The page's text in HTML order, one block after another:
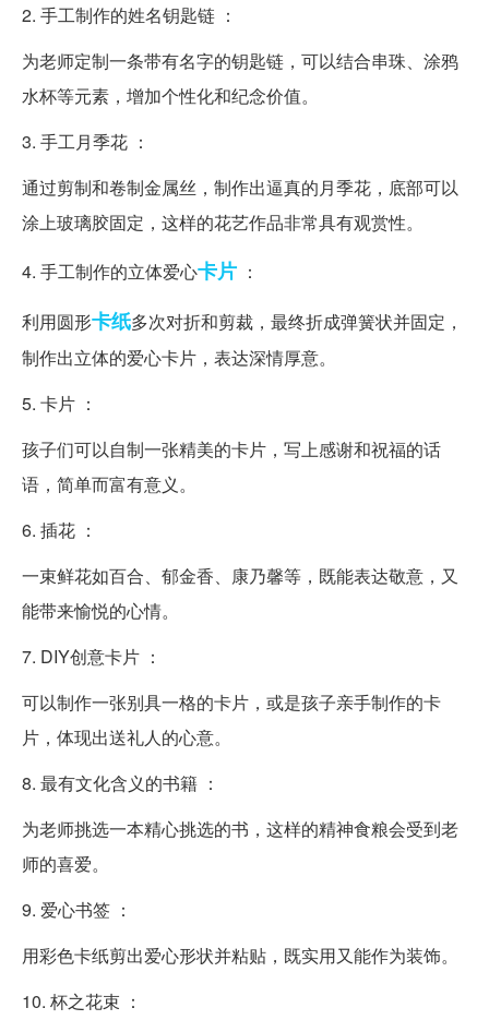
2. 手工制作的姓名钥匙链 ：
为老师定制一条带有名字的钥匙链，可以结合串珠、涂鸦
水杯等元素，增加个性化和纪念价值。
3. 手工月季花 ：
通过剪制和卷制金属丝，制作出逼真的月季花，底部可以
涂上玻璃胶固定，这样的花艺作品非常具有观赏性。
4. 手工制作的立体爱心卡片 ：
利用圆形卡纸多次对折和剪裁，最终折成弹簧状并固定，
制作出立体的爱心卡片，表达深情厚意。
5. 卡片 ：
孩子们可以自制一张精美的卡片，写上感谢和祝福的话
语，简单而富有意义。
6. 插花 ：
一束鲜花如百合、郁金香、康乃馨等，既能表达敬意，又
能带来愉悦的心情。
7. DIY创意卡片 ：
可以制作一张别具一格的卡片，或是孩子亲手制作的卡
片，体现出送礼人的心意。
8. 最有文化含义的书籍 ：
为老师挑选一本精心挑选的书，这样的精神食粮会受到老
师的喜爱。
9. 爱心书签 ：
用彩色卡纸剪出爱心形状并粘贴，既实用又能作为装饰。
10. 杯之花束 ：